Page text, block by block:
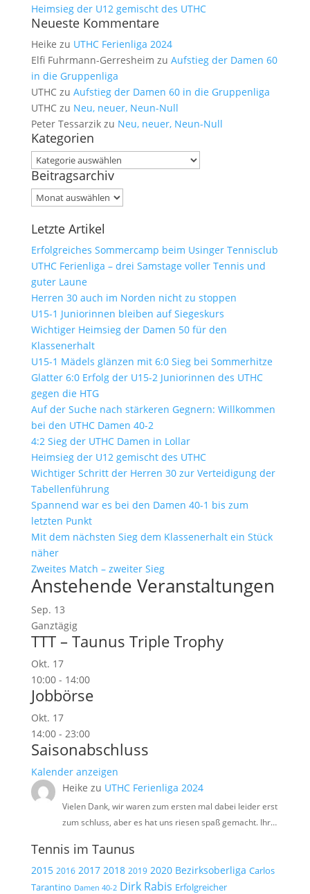
Heimsieg der U12 gemischt des UTHC
Neueste Kommentare
Heike zu UTHC Ferienliga 2024
Elfi Fuhrmann-Gerresheim zu Aufstieg der Damen 60
in die Gruppenliga
UTHCzu Aufstieg der Damen 60 in die Gruppenliga
UTHCzu Neu, neuer, Neun-Null
Peter Tessarzikzu Neu, neuer, Neun-Null
Kategorien
Kategorien
Beitragsarchiv
Beitragsarchiv
Letzte Artikel
Erfolgreiches Sommercamp beim Usinger Tennisclub
UTHC Ferienliga – drei Samstage voller Tennis und
guter Laune
Herren 30 auch im Norden nicht zu stoppen
U15-1 Juniorinnen bleiben auf Siegeskurs
Wichtiger Heimsieg der Damen 50 für den
Klassenerhalt
U15-1 Mädels glänzen mit 6:0 Sieg bei Sommerhitze
Glatter 6:0 Erfolg der U15-2 Juniorinnen des UTHC
gegen die HTG
Auf der Suche nach stärkeren Gegnern: Willkommen
bei den UTHC Damen 40-2
4:2 Sieg der UTHC Damen in Lollar
Heimsieg der U12 gemischt des UTHC
Wichtiger Schritt der Herren 30 zur Verteidigung der
Tabellenführung
Spannend war es bei den Damen 40-1 bis zum
letzten Punkt
Mit dem nächsten Sieg dem Klassenerhalt ein Stück
näher
Zweites Match – zweiter Sieg
Anstehende Veranstaltungen
Sep. 13
Ganztägig
TTT – Taunus Triple Trophy
Okt. 17
10:00- 14:00
Jobbörse
Okt. 17
14:00- 23:00
Saisonabschluss
Kalender anzeigen
Heike zu UTHC Ferienliga 2024
Vielen Dank, wir waren zum ersten mal dabei leider erst
zum schluss, aber es hat uns riesen spaß gemacht. Ihr…
Tennis im Taunus
2015 2016 2017 2018 2019 2020 Bezirksoberliga Carlos
Tarantino Damen 40-2 Dirk Rabis Erfolgreicher